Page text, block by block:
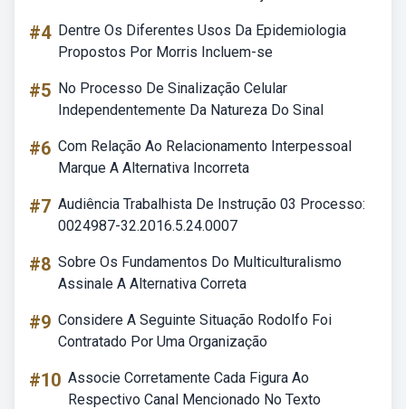
#4 Dentre Os Diferentes Usos Da Epidemiologia
Propostos Por Morris Incluem-se
#5 No Processo De Sinalização Celular
Independentemente Da Natureza Do Sinal
#6 Com Relação Ao Relacionamento Interpessoal
Marque A Alternativa Incorreta
#7 Audiência Trabalhista De Instrução 03 Processo:
0024987-32.2016.5.24.0007
#8 Sobre Os Fundamentos Do Multiculturalismo
Assinale A Alternativa Correta
#9 Considere A Seguinte Situação Rodolfo Foi
Contratado Por Uma Organização
#10 Associe Corretamente Cada Figura Ao
Respectivo Canal Mencionado No Texto